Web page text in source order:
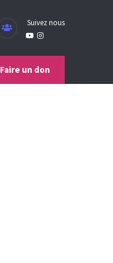
Suivez nous
Faire un don